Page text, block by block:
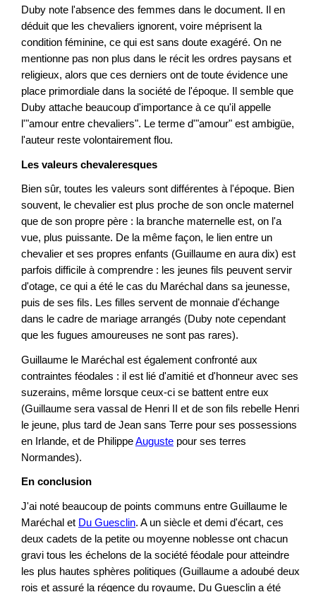
Duby note l'absence des femmes dans le document. Il en
déduit que les chevaliers ignorent, voire méprisent la
condition féminine, ce qui est sans doute exagéré. On ne
mentionne pas non plus dans le récit les ordres paysans et
religieux, alors que ces derniers ont de toute évidence une
place primordiale dans la société de l'époque. Il semble que
Duby attache beaucoup d'importance à ce qu'il appelle
l'"amour entre chevaliers". Le terme d'"amour" est ambigüe,
l'auteur reste volontairement flou.
Les valeurs chevaleresques
Bien sûr, toutes les valeurs sont différentes à l'époque. Bien
souvent, le chevalier est plus proche de son oncle maternel
que de son propre père : la branche maternelle est, on l'a
vue, plus puissante. De la même façon, le lien entre un
chevalier et ses propres enfants (Guillaume en aura dix) est
parfois difficile à comprendre : les jeunes fils peuvent servir
d'otage, ce qui a été le cas du Maréchal dans sa jeunesse,
puis de ses fils. Les filles servent de monnaie d'échange
dans le cadre de mariage arrangés (Duby note cependant
que les fugues amoureuses ne sont pas rares).
Guillaume le Maréchal est également confronté aux
contraintes féodales : il est lié d'amitié et d'honneur avec ses
suzerains, même lorsque ceux-ci se battent entre eux
(Guillaume sera vassal de Henri II et de son fils rebelle Henri
le jeune, plus tard de Jean sans Terre pour ses possessions
en Irlande, et de PhilippeAuguste pour ses terres
Normandes).
En conclusion
J'ai noté beaucoup de points communs entre Guillaume le
Maréchal et Du Guesclin. A un siècle et demi d'écart, ces
deux cadets de la petite ou moyenne noblesse ont chacun
gravi tous les échelons de la société féodale pour atteindre
les plus hautes sphères politiques (Guillaume a adoubé deux
rois et assuré la régence du royaume, Du Guesclin a été